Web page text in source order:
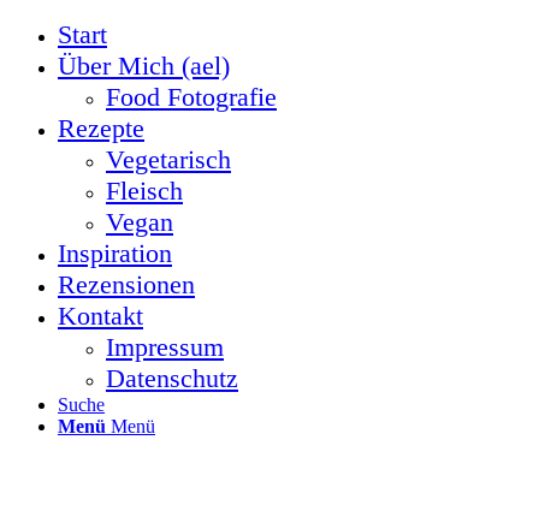
Start
Über Mich (ael)
Food Fotografie
Rezepte
Vegetarisch
Fleisch
Vegan
Inspiration
Rezensionen
Kontakt
Impressum
Datenschutz
Suche
Menü Menü